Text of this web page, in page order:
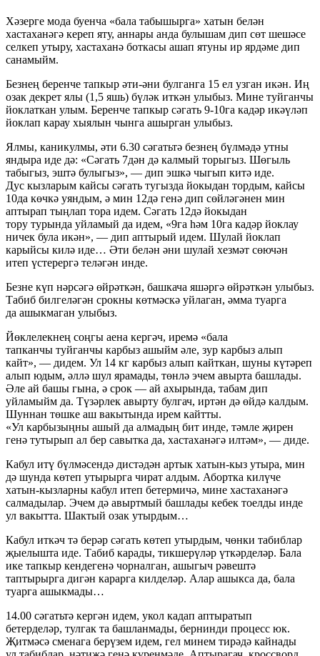
Хәзерге мода буенча «бала табышырга» хатын белән
хастаханәгә кереп яту, аннары анда булышам дип сөт шешәсе
селкеп утыру, хастаханә боткасы ашап ятуны ир ярдәме дип
санамыйм.
Безнең беренче тапкыр әти-әни булганга 15 ел узган икән. Иң
озак декрет ялы (1,5 яшь) бүләк иткән улыбыз. Мине туйганчы
йоклаткан улым. Беренче тапкыр сәгать 9-10га кадәр икәүләп
йоклап карау хыялын чынга ашырган улыбыз.
Ялмы, каникулмы, әти 6.30 сәгатьтә безнең бүлмәдә утны
яндыра иде дә: «Сәгать 7дән дә калмый торыгыз. Шөгыль
табыгыз, эштә булыгыз», — дип эшкә чыгып китә иде.
Дус кызларым кайсы сәгать тугызда йокыдан тордым, кайсы
10да көчкә уяндым, ә мин 12дә генә дип сөйләгәнен мин
аптырап тыңлап тора идем. Сәгать 12дә йокыдан
тору турында уйламый да идем, «9га һәм 10га кадәр йоклау
ничек була икән», — дип аптырый идем. Шулай йоклап
карыйсы килә иде… Әти белән әни шулай хезмәт сөючән
итеп үстерергә теләгән инде.
Безне күп нәрсәгә өйрәткән, башкача яшәргә өйрәткән улыбыз.
Табиб билгеләгән срокны көтмәскә уйлаган, әмма туарга
да ашыкмаган улыбыз.
Йөклелекнең соңгы аена кергәч, иремә «бала
тапканчы туйганчы карбыз ашыйм әле, зур карбыз алып
кайт», — дидем. Ул 14 кг карбыз алып кайткан, шуны күтәреп
алып юдым, әллә шул ярамады, төнлә эчем авырта башлады.
Әле ай башы гына, ә срок — ай ахырында, табам дип
уйламыйм да. Түзәрлек авырту булгач, иртән дә өйдә калдым.
Шуннан төшке аш вакытында ирем кайтты.
«Ул карбызыңны ашый да алмадың бит инде, тәмле җирен
генә тутырып ал бер савытка да, хастаханәгә илтәм», — диде.
Кабул итү бүлмәсендә дистәдән артык хатын-кыз утыра, мин
дә шунда көтеп утырырга чират алдым. Абортка килүче
хатын-кызларны кабул итеп бетермичә, мине хастаханәгә
салмадылар. Эчем дә авыртмый башлады кебек тоелды инде
ул вакытта. Шактый озак утырдым…
Кабул иткәч тә берәр сәгать көтеп утырдым, чөнки табиблар
җыелышта иде. Табиб карады, тикшерүләр үткәрделәр. Бала
ике тапкыр кендегенә чорналган, ашыгыч рәвештә
таптырырга дигән карарга килделәр. Алар ашыкса да, бала
туарга ашыкмады…
14.00 сәгатьтә кергән идем, укол кадап аптыратып
бетерделәр, тулгак та башланмады, бернинди процесс юк.
Җитмәсә сменага берүзем идем, гел минем тирәдә кайнады